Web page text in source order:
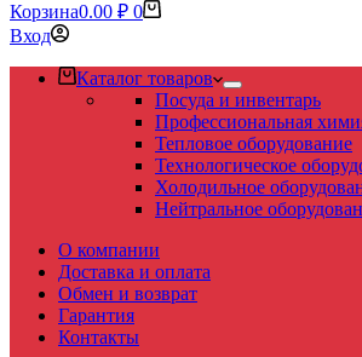
Корзина0.00 ₽ 0
Вход
Каталог товаров
Посуда и инвентарь
Профессиональная
Тепловое оборудование
Технологическое
Холодильное
Нейтральное
О компании
Доставка и оплата
Обмен и возврат
Гарантия
Контакты